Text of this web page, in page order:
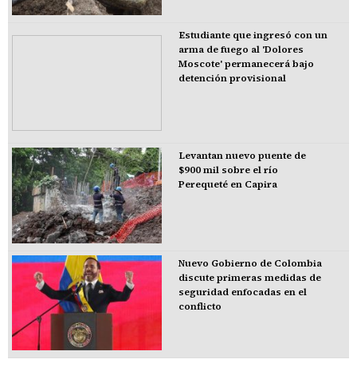
Estudiante que ingresó con un
arma de fuego al 'Dolores
Moscote' permanecerá bajo
detención provisional
Levantan nuevo puente de
$900 mil sobre el río
Perequeté en Capira
Nuevo Gobierno de Colombia
discute primeras medidas de
seguridad enfocadas en el
conflicto